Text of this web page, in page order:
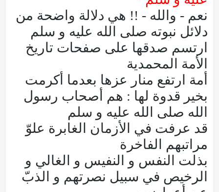
نعم - والله - !! هي دلالة واضحة من
دلائل نبوته صلى الله عليه و سلم
ارتسم صدقها على صفحات تاريخ
الأمة المحمدية
أمة ارتفع منار عزها بعدما أكرمت
بخير قدوة لها : هم أصحاب رسول
الله صلى الله عليه و سلم
قد عرفت في الأزمان الغابرة علوّ
مراتبهم الفاخرة
بذلت النفس و النفيس و الغالي و
الرخيص في سبيل نصرتهم و الذبّ